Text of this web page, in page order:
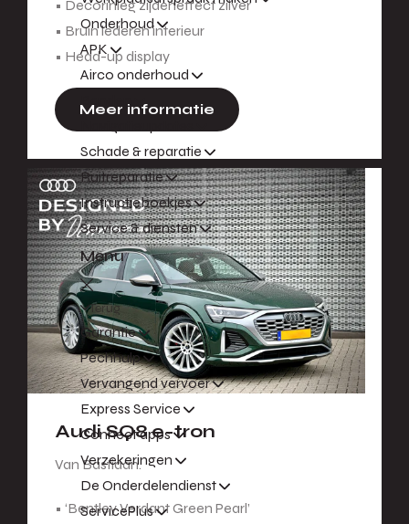
Onderhoud
APK
Airco onderhoud
Banden
Schade & reparatie
Ruitreparatie
Instructieboekjes
Service & diensten
Menu
Terug
Garantie
Pechhulp
Vervangend vervoer
Express Service
Connect apps
Verzekeringen
De Onderdelendienst
ServicePlus
• Decorinleg zijdeneffect zilver
• Bruin lederen interieur
• Head-up display
Meer informatie
Audi SQ8 e-tron
Van Bastiaan.
• ‘Bentley Verdant Green Pearl’